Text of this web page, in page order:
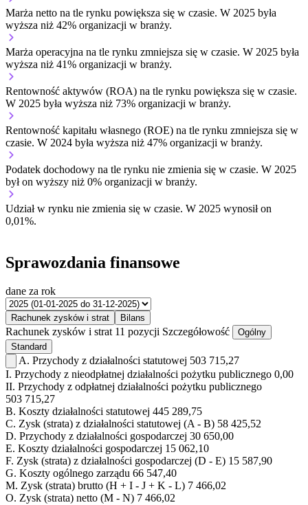
Marża netto na tle rynku powiększa się w czasie. W 2025 była
wyższa niż 42% organizacji w branży.
Marża operacyjna na tle rynku zmniejsza się w czasie. W 2025 była
wyższa niż 41% organizacji w branży.
Rentowność aktywów (ROA) na tle rynku powiększa się w czasie.
W 2025 była wyższa niż 73% organizacji w branży.
Rentowność kapitału własnego (ROE) na tle rynku zmniejsza się w
czasie. W 2024 była wyższa niż 47% organizacji w branży.
Podatek dochodowy na tle rynku nie zmienia się w czasie. W 2025
był on wyższy niż 0% organizacji w branży.
Udział w rynku nie zmienia się w czasie. W 2025 wynosił on
0,01%.
Sprawozdania finansowe
dane za rok
Rachunek zysków i strat Bilans
Rachunek zysków i strat 11 pozycji Szczegółowość
Ogólny
Standard
A. Przychody z działalności statutowej 503 715,27
I. Przychody z nieodpłatnej działalności pożytku publicznego 0,00
II. Przychody z odpłatnej działalności pożytku publicznego
503 715,27
B. Koszty działalności statutowej 445 289,75
C. Zysk (strata) z działalności statutowej (A - B) 58 425,52
D. Przychody z działalności gospodarczej 30 650,00
E. Koszty działalności gospodarczej 15 062,10
F. Zysk (strata) z działalności gospodarczej (D - E) 15 587,90
G. Koszty ogólnego zarządu 66 547,40
M. Zysk (strata) brutto (H + I - J + K - L) 7 466,02
O. Zysk (strata) netto (M - N) 7 466,02